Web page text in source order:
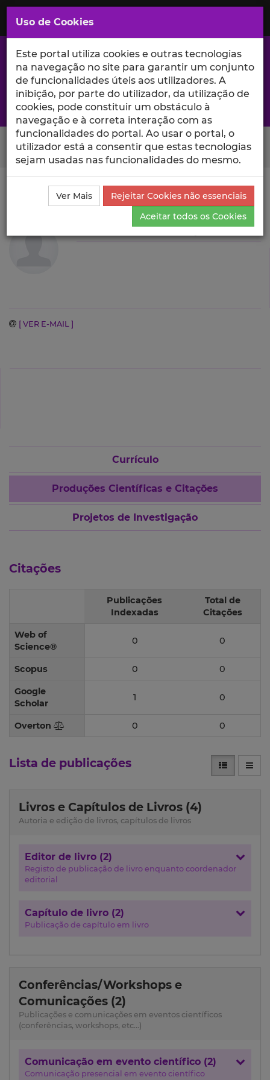
Saltar
para
Conteúdo
Principal
A excelência da investigação e ciência no Iscte
Search Button
Ciência_Iscte Autores
Carlota Alexandra Quintão
Produções Científicas e Citações
Carlota Alexandra Quintão
[ VER E-MAIL ]
Currículo
Produções Científicas e Citações
Projetos de Investigação
Citações
Publicações
Indexadas
Total de
Citações
Web of
Science®
0 0
Scopus 0 0
Google
Scholar
1 0
Overton 0 0
Lista de publicações
Livros e Capítulos de Livros (4)
Autoria e edição de livros, capítulos de livros
Editor de livro (2)
Registo de publicação de livro enquanto coordenador
editorial
Capítulo de livro (2)
Publicação de capítulo em livro
Conferências/Workshops e
Comunicações (2)
Publicações e comunicações em eventos científicos
(conferências, workshops, etc...)
Comunicação em evento científico (2)
Comunicação presencial em evento científico
Uso de Cookies
Este portal utiliza cookies e outras tecnologias
na navegação no site para garantir um conjunto
de funcionalidades úteis aos utilizadores. A
inibição, por parte do utilizador, da utilização de
cookies, pode constituir um obstáculo à
navegação e à correta interação com as
funcionalidades do portal. Ao usar o portal, o
utilizador está a consentir que estas tecnologias
sejam usadas nas funcionalidades do mesmo.
Ver Mais
Rejeitar Cookies não essenciais
Aceitar todos os Cookies